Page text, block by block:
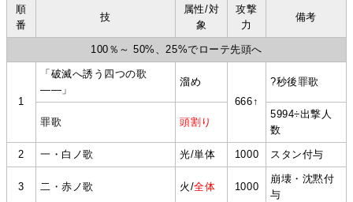
順
番
技
属性/対
象
攻撃
力
備考
100％～ 50%、25%でローテ先頭へ
1
「破滅へ誘う四つの歌
――」
溜め
666↑
?秒後罪歌
罪歌 頭割り
5994÷出撃人
数
2 一・白ノ歌 光/単体 1000 スタン付与
3 二・赤ノ歌 火/全体 1000
崩壊・沈黙付
与